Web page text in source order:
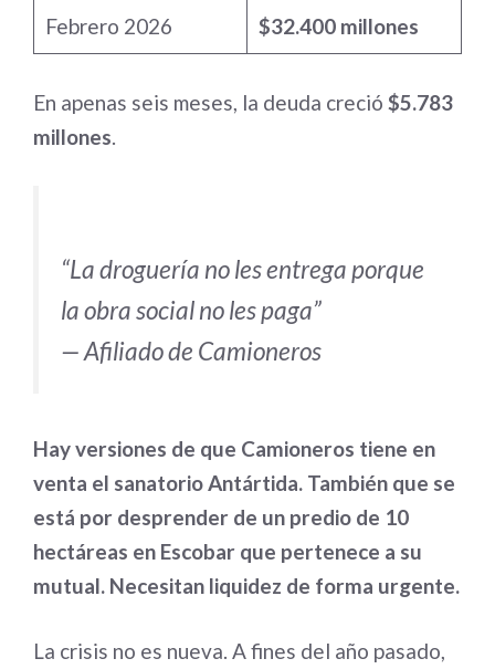
Febrero 2026 $32.400 millones
En apenas seis meses, la deuda creció $5.783
millones.
“La droguería no les entrega porque
la obra social no les paga”
— Afiliado de Camioneros
Hay versiones de que Camioneros tiene en
venta el sanatorio Antártida. También que se
está por desprender de un predio de 10
hectáreas en Escobar que pertenece a su
mutual. Necesitan liquidez de forma urgente.
La crisis no es nueva. A fines del año pasado,